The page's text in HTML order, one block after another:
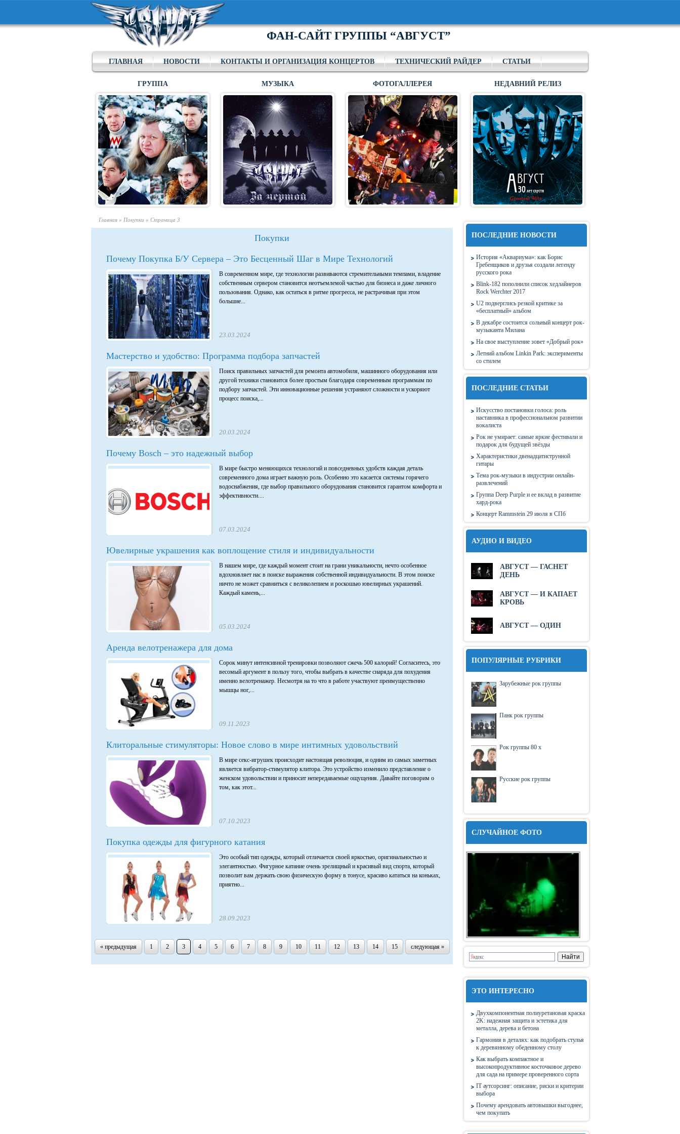
ФАН-САЙТ ГРУППЫ “АВГУСТ”
ГЛАВНАЯ НОВОСТИ КОНТАКТЫ И ОРГАНИЗАЦИЯ КОНЦЕРТОВ ТЕХНИЧЕСКИЙ РАЙДЕР СТАТЬИ
ГРУППА МУЗЫКА ФОТОГАЛЛЕРЕЯ НЕДАВНИЙ РЕЛИЗ
Главная » Покупки » Страница 3
Покупки
Почему Покупка Б/У Сервера – Это Бесценный Шаг в Мире Технологий
В современном мире, где технологии развиваются стремительными темпами, владение
собственным сервером становится неотъемлемой частью для бизнеса и даже личного
пользования. Однако, как остаться в ритме прогресса, не растрачивая при этом
большие...
23.03.2024
Мастерство и удобство: Программа подбора запчастей
Поиск правильных запчастей для ремонта автомобиля, машинного оборудования или
другой техники становится более простым благодаря современным программам по
подбору запчастей. Эти инновационные решения устраняют сложности и ускоряют
процесс поиска,...
20.03.2024
Почему Bosch – это надежный выбор
В мире быстро меняющихся технологий и повседневных удобств каждая деталь
современного дома играет важную роль. Особенно это касается системы горячего
водоснабжения, где выбор правильного оборудования становится гарантом комфорта и
эффективности....
07.03.2024
Ювелирные украшения как воплощение стиля и индивидуальности
В нашем мире, где каждый момент стоит на грани уникальности, нечто особенное
вдохновляет нас в поиске выражения собственной индивидуальности. В этом поиске
ничто не может сравниться с великолепием и роскошью ювелирных украшений.
Каждый камень,...
05.03.2024
Аренда велотренажера для дома
Сорок минут интенсивной тренировки позволяют сжечь 500 калорий! Согласитесь, это
весомый аргумент в пользу того, чтобы выбрать в качестве снаряда для похудения
именно велотренажер. Несмотря на то что в работе участвуют преимущественно
мышцы ног,...
09.11.2023
Клиторальные стимуляторы: Новое слово в мире интимных удовольствий
В мире секс-игрушек происходит настоящая революция, и одним из самых заметных
является вибратор-стимулятор клитора. Это устройство изменило представление о
женском удовольствии и приносит непередаваемые ощущения. Давайте поговорим о
том, как этот...
07.10.2023
Покупка одежды для фигурного катания
Это особый тип одежды, который отличается своей яркостью, оригинальностью и
элегантностью. Фигурное катание очень зрелищный и красивый вид спорта, который
позволит вам держать свою физическую форму в тонусе, красиво кататься на коньках,
приятно...
28.09.2023
« предыдущая 1 2 3 4 5 6 7 8 9 10 11 12 13 14 15 следующая »
ПОСЛЕДНИЕ НОВОСТИ
История «Аквариума»: как Борис
Гребенщиков и друзья создали легенду
русского рока
Blink-182 пополнили список хедлайнеров
Rock Werchter 2017
U2 подверглись резкой критике за
«бесплатный» альбом
В декабре состоится сольный концерт рок-
музыканта Милана
На свое выступление зовет «Добрый рок»
Летний альбом Linkin Park: эксперименты
со стилем
ПОСЛЕДНИЕ СТАТЬИ
Искусство постановки голоса: роль
наставника в профессиональном развитии
вокалиста
Рок не умирает: самые яркие фестивали и
подарок для будущей звёзды
Характеристики двенадцатиструнной
гитары
Тема рок-музыки в индустрии онлайн-
развлечений
Группа Deep Purple и ее вклад в развитие
хард-рока
Концерт Rammstein 29 июля в СПб
АУДИО И ВИДЕО
АВГУСТ — ГАСНЕТ
ДЕНЬ
АВГУСТ — И КАПАЕТ
КРОВЬ
АВГУСТ — ОДИН
ПОПУЛЯРНЫЕ РУБРИКИ
Зарубежные рок группы
Панк рок группы
Рок группы 80 х
Русские рок группы
СЛУЧАЙНОЕ ФОТО
ЭТО ИНТЕРЕСНО
Двухкомпонентная полиуретановая краска
2K: надежная защита и эстетика для
металла, дерева и бетона
Гармония в деталях: как подобрать стулья
к деревянному обеденному столу
Как выбрать компактное и
высокопродуктивное косточковое дерево
для сада на примере проверенного сорта
IT аутсорсинг: описание, риски и критерии
выбора
Почему арендовать автовышки выгоднее,
чем покупать